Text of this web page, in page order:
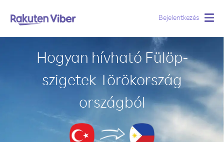
Bejelentkezés
Hogyan hívható Fülöp-
szigetek Törökország
országból